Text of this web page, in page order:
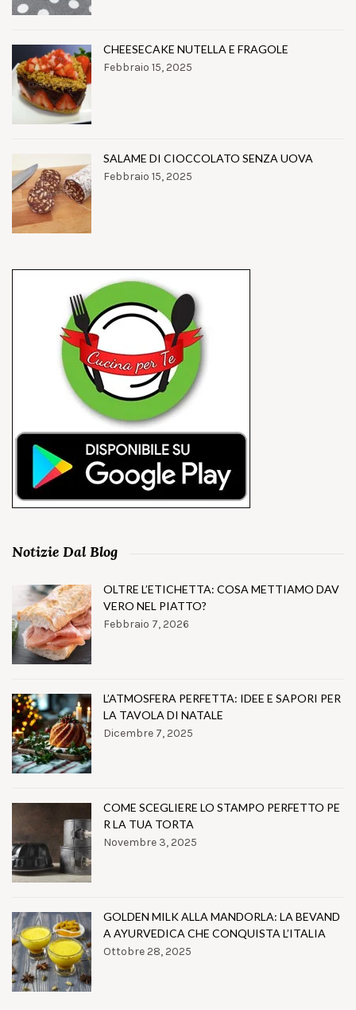
CHEESECAKE NUTELLA E FRAGOLE
Febbraio 15, 2025
SALAME DI CIOCCOLATO SENZA UOVA
Febbraio 15, 2025
Notizie Dal Blog
OLTRE L’ETICHETTA: COSA METTIAMO DAV
VERO NEL PIATTO?
Febbraio 7, 2026
L’ATMOSFERA PERFETTA: IDEE E SAPORI PER
LA TAVOLA DI NATALE
Dicembre 7, 2025
COME SCEGLIERE LO STAMPO PERFETTO PE
R LA TUA TORTA
Novembre 3, 2025
GOLDEN MILK ALLA MANDORLA: LA BEVAND
A AYURVEDICA CHE CONQUISTA L’ITALIA
Ottobre 28, 2025